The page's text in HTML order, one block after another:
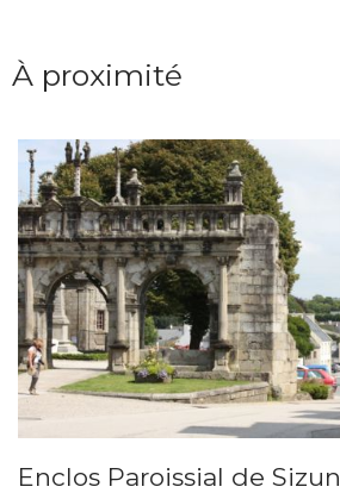
À proximité
Enclos Paroissial de Sizun